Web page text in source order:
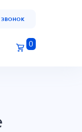
звонок
0